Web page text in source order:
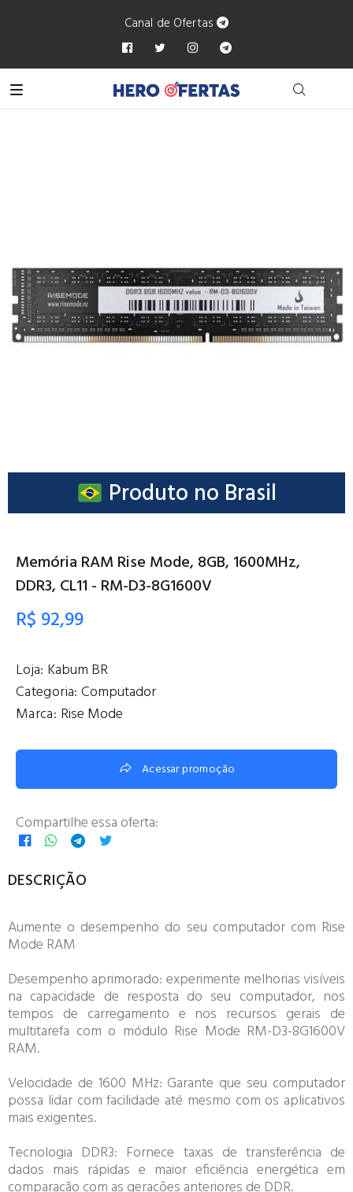
Canal de Ofertas
Produto no Brasil
Memória RAM Rise Mode, 8GB, 1600MHz,
DDR3, CL11 - RM-D3-8G1600V
R$ 92,99
Loja: Kabum BR
Categoria: Computador
Marca: Rise Mode
Acessar promoção
Compartilhe essa oferta:
DESCRIÇÃO
Aumente o desempenho do seu computador com Rise
Mode RAM
Desempenho aprimorado: experimente melhorias visíveis
na capacidade de resposta do seu computador, nos
tempos de carregamento e nos recursos gerais de
multitarefa com o módulo Rise Mode RM-D3-8G1600V
RAM.
Velocidade de 1600 MHz: Garante que seu computador
possa lidar com facilidade até mesmo com os aplicativos
mais exigentes.
Tecnologia DDR3: Fornece taxas de transferência de
dados mais rápidas e maior eficiência energética em